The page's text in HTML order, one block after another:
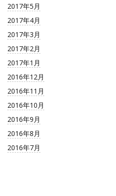
2017年5月
2017年4月
2017年3月
2017年2月
2017年1月
2016年12月
2016年11月
2016年10月
2016年9月
2016年8月
2016年7月